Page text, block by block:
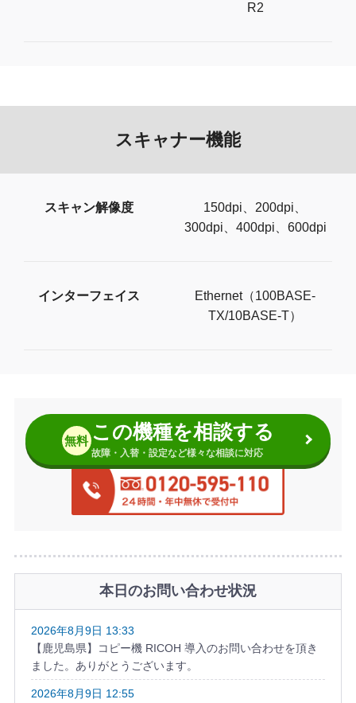
R2
スキャナー機能
スキャン解像度
150dpi、200dpi、
300dpi、400dpi、600dpi
インターフェイス
Ethernet（100BASE-
TX/10BASE-T）
無料 この機種を相談する
故障・入替・設定など様々な相談に対応
本日のお問い合わせ状況
2026年8月9日 13:33
【鹿児島県】コピー機 RICOH 導入のお問い合わせを頂き
ました。ありがとうございます。
2026年8月9日 12:55